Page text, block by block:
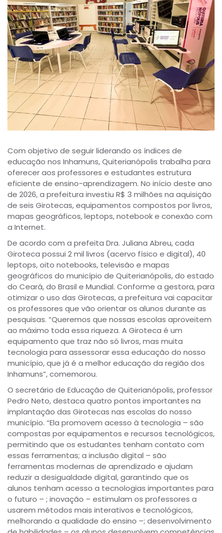
Com objetivo de seguir liderando os índices de
educação nos Inhamuns, Quiterianópolis trabalha para
oferecer aos professores e estudantes estrutura
eficiente de ensino-aprendizagem. No início deste ano
de 2026, a prefeitura investiu R$ 3 milhões na aquisição
de seis Girotecas, equipamentos compostos por livros,
mapas geográficos, leptops, notebook e conexão com
a Internet.
De acordo com a prefeita Dra. Juliana Abreu, cada
Giroteca possui 2 mil livros (acervo físico e digital), 40
leptops, oito notebooks, televisão e mapas
geográficos do município de Quiterianópolis, do estado
do Ceará, do Brasil e Mundial. Conforme a gestora, para
otimizar o uso das Girotecas, a prefeitura vai capacitar
os professores que vão orientar os alunos durante as
pesquisas. “Queremos que nossas escolas aproveitem
ao máximo toda essa riqueza. A Giroteca é um
equipamento que traz não só livros, mas muita
tecnologia para assessorar essa educação do nosso
município, que já é a melhor educação da região dos
Inhamuns”, comemorou.
O secretário de Educação de Quiterianópolis, professor
Pedro Neto, destaca quatro pontos importantes na
implantação das Girotecas nas escolas do nosso
município. “Ela promovem acesso à tecnologia – são
compostas por equipamentos e recursos tecnológicos,
permitindo que os estudantes tenham contato com
essas ferramentas; a inclusão digital – são
ferramentas modernas de aprendizado e ajudam
reduzir a desigualdade digital, garantindo que os
alunos tenham acesso a tecnologias importantes para
o futuro – ; inovação – estimulam os professores a
usarem métodos mais interativos e tecnológicos,
melhorando a qualidade do ensino –; desenvolvimento